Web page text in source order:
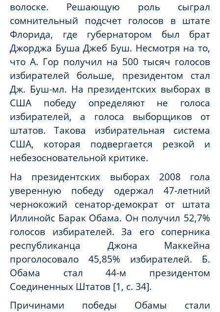
волоске. Решающую роль сыграл
сомнительный подсчет голосов в штате
Флорида, где губернатором был брат
Джорджа Буша Джеб Буш. Несмотря на то,
что А. Гор получил на 500 тысяч голосов
избирателей больше, президентом стал
Дж. Буш-мл. На президентских выборах в
США победу определяют не голоса
избирателей, а голоса выборщиков от
штатов. Такова избирательная система
США, которая подвергается резкой и
небезосновательной критике.
На президентских выборах 2008 гола
уверенную победу одержал 47-летний
чернокожий сенатор-демократ от штата
Иллинойс Барак Обама. Он получил 52,7%
голосов избирателей. За его соперника
республиканца Джона Маккейна
проголосовало 45,85% избирателей. Б.
Обама стал 44-м президентом
Соединенных Штатов [1, с. 34].
Причинами победы Обамы стали